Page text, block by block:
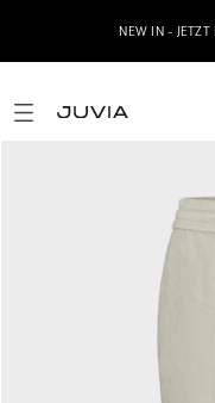
NEW IN - JETZT